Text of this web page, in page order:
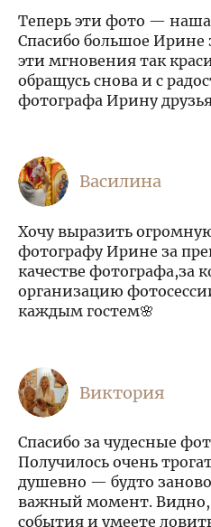
Теперь эти фото —
Спасибо большое Ирине
эти мгновения так
обращусь снова и с
фотографа Ирину
Василина
Хочу выразить
фотографу Ирине за
качестве фотографа,за
организацию
каждым гостем🌸
Виктория
Спасибо за чудесные
Получилось очень
душевно — будто
важный момент. Видно,
события и умеете